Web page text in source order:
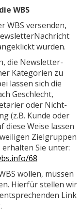
WBS
WBS versenden,
wurden.
die Newsletter-
Kategorien zu
lassen sich die
Geschlecht,
oder Nicht-
(z.B. Kunde oder
diese Weise lassen
Zielgruppen
Sie unter:
68
wollen, müssen
Hierfür stellen wir
Link